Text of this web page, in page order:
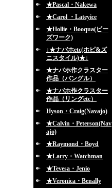
★Pascal・Nakewa
★Carol ・Lateyice
★Hollie・Booqua(ビー
ズワーク)
↓★ナバホetc(ホピ&ズ
ニスタイル)★↓
★ナバホ作クラスター
作品（バングル）
★ナバホ作クラスター
作品（リングetc）
Hyson・Craig(Navajo)
★Calvin・Peterson(Nav
ajo)
★Raymond・Boyd
★Larry・Watchman
★Tevesa・Jenio
★Veronica・Benally